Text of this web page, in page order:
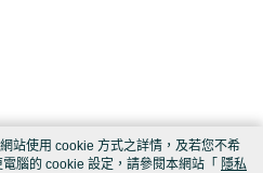
站使用 cookie 方式之詳情，及若您不希
腦的 cookie 設定，請參閱本網站「 隱私